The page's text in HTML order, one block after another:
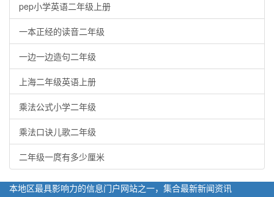
pep小学英语二年级上册
一本正经的读音二年级
一边一边造句二年级
上海二年级英语上册
乘法公式小学二年级
乘法口诀儿歌二年级
二年级一庹有多少厘米
本地区最具影响力的信息门户网站之一，集合最新新闻资讯